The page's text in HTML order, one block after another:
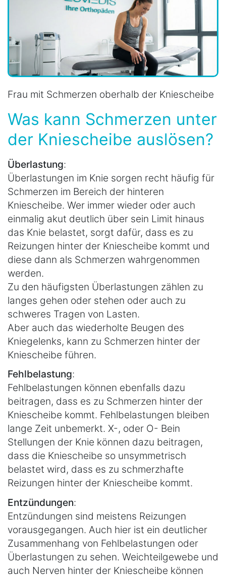
Frau mit Schmerzen oberhalb der Kniescheibe
Was kann Schmerzen unter
der Kniescheibe auslösen?
Überlastung:
Überlastungen im Knie sorgen recht häufig für
Schmerzen im Bereich der hinteren
Kniescheibe. Wer immer wieder oder auch
einmalig akut deutlich über sein Limit hinaus
das Knie belastet, sorgt dafür, dass es zu
Reizungen hinter der Kniescheibe kommt und
diese dann als Schmerzen wahrgenommen
werden.
Zu den häufigsten Überlastungen zählen zu
langes gehen oder stehen oder auch zu
schweres Tragen von Lasten.
Aber auch das wiederholte Beugen des
Kniegelenks, kann zu Schmerzen hinter der
Kniescheibe führen.
Fehlbelastung:
Fehlbelastungen können ebenfalls dazu
beitragen, dass es zu Schmerzen hinter der
Kniescheibe kommt. Fehlbelastungen bleiben
lange Zeit unbemerkt. X-, oder O- Bein
Stellungen der Knie können dazu beitragen,
dass die Kniescheibe so unsymmetrisch
belastet wird, dass es zu schmerzhafte
Reizungen hinter der Kniescheibe kommt.
Entzündungen:
Entzündungen sind meistens Reizungen
vorausgegangen. Auch hier ist ein deutlicher
Zusammenhang von Fehlbelastungen oder
Überlastungen zu sehen. Weichteilgewebe und
auch Nerven hinter der Kniescheibe können